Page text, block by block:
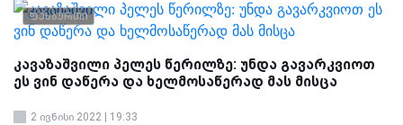
ფეხბურთი
კავაზაშვილი პელეს წერილზე: უნდა გავარკვიოთ
ეს ვინ დაწერა და ხელმოსაწერად მას მისცა
2 ივნისი 2022 | 19:33